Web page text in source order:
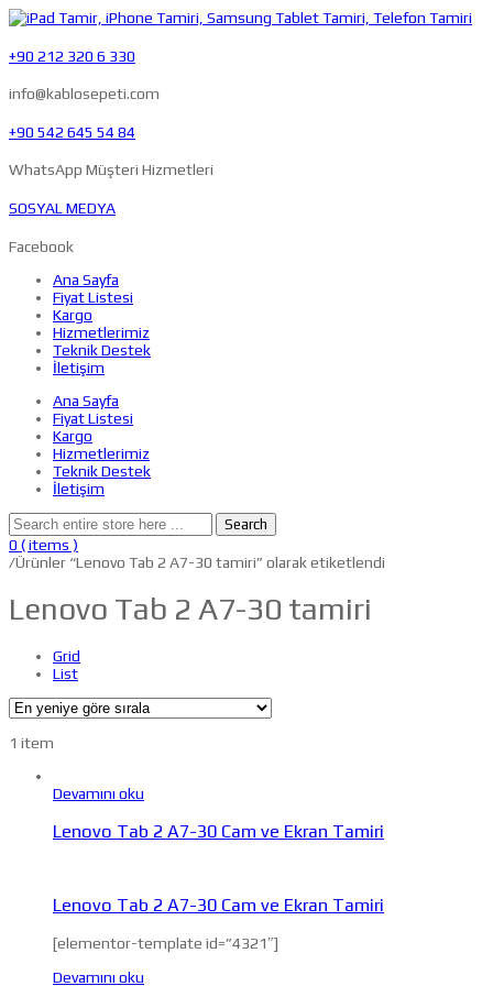
+90 212 320 6 330
info@kablosepeti.com
+90 542 645 54 84
WhatsApp Müşteri Hizmetleri
SOSYAL MEDYA
Facebook
Ana Sayfa
Fiyat Listesi
Kargo
Hizmetlerimiz
Teknik Destek
İletişim
Ana Sayfa
Fiyat Listesi
Kargo
Hizmetlerimiz
Teknik Destek
İletişim
Search
0 ( items )
/Ürünler “Lenovo Tab 2 A7-30 tamiri” olarak etiketlendi
Lenovo Tab 2 A7-30 tamiri
Grid
List
1 item
Devamını oku
Lenovo Tab 2 A7-30 Cam ve Ekran Tamiri
Lenovo Tab 2 A7-30 Cam ve Ekran Tamiri
[elementor-template id=”4321″]
Devamını oku